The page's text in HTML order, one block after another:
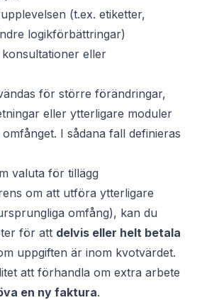
(t.ex. etiketter,
logikförbättringar)
eller
för större förändringar,
eller ytterligare moduler
I sådana fall definieras
valuta för tillägg
om att utföra ytterligare
omfång), kan du
för att delvis eller helt betala
uppgiften är inom kvotvärdet.
att förhandla om extra arbete
en ny faktura.